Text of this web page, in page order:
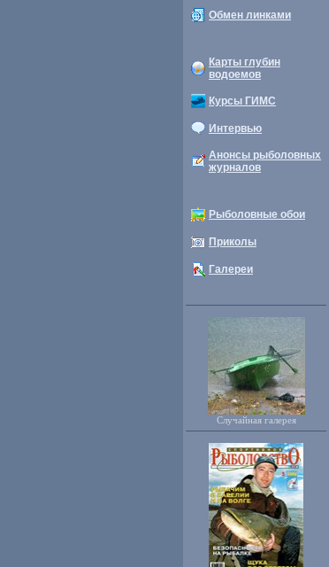
Обмен линками
Карты глубин
водоемов
Курсы ГИМС
Интервью
Анонсы рыболовных
журналов
Рыболовные обои
Приколы
Галереи
Случайная галерея